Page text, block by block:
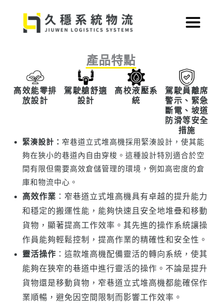
產品特點
高效能零排
放設計
駕駛艙舒適
設計
高校液壓系
統
駕駛員離席
警示、緊急
斷電、坡道
防滑等安全
措施
緊湊設計： 窄巷道立式堆高機採用緊湊設計，使其能
夠在狹小的巷道內自由穿梭。這種設計特別適合於空
間有限但需要高效倉儲管理的環境，例如高密度的倉
庫和物流中心。
高效作業 ：窄巷道立式堆高機具有卓越的提升能力
和穩定的搬運性能，能夠快速且安全地堆疊和移動
貨物，顯著提高工作效率。其先進的操作系統讓操
作員能夠輕鬆控制，提高作業的精確性和安全性。
靈活操作 ：這款堆高機配備靈活的轉向系統，使其
能夠在狹窄的巷道中進行靈活的操作。不論是提升
貨物還是移動貨物，窄巷道立式堆高機都能確保作
業順暢，避免因空間限制而影響工作效率。